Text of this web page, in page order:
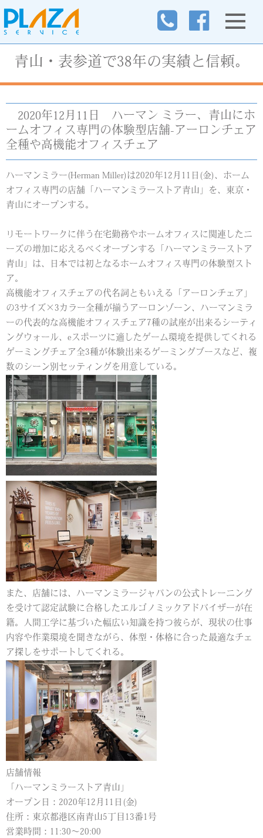
青山・表参道で38年の実績と信頼。
2020年12月11日 ハーマン ミラー、青山にホ
ームオフィス専門の体験型店舗-アーロンチェア
全種や高機能オフィスチェア
ハーマンミラー(Herman Miller)は2020年12月11日(金)、ホーム
オフィス専門の店舗「ハーマンミラーストア青山」を、東京・
青山にオープンする。
リモートワークに伴う在宅勤務やホームオフィスに関連したニ
ーズの増加に応えるべくオープンする「ハーマンミラーストア
青山」は、日本では初となるホームオフィス専門の体験型スト
ア。
高機能オフィスチェアの代名詞ともいえる「アーロンチェア」
の3サイズ×3カラー全種が揃うアーロンゾーン、ハーマンミラ
ーの代表的な高機能オフィスチェア7種の試座が出来るシーティ
ングウォール、eスポーツに適したゲーム環境を提供してくれる
ゲーミングチェア全3種が体験出来るゲーミングブースなど、複
数のシーン別セッティングを用意している。
また、店舗には、ハーマンミラージャパンの公式トレーニング
を受けて認定試験に合格したエルゴノミックアドバイザーが在
籍。人間工学に基づいた幅広い知識を持つ彼らが、現状の仕事
内容や作業環境を聞きながら、体型・体格に合った最適なチェ
ア探しをサポートしてくれる。
店舗情報
「ハーマンミラーストア青山」
オープン日：2020年12月11日(金)
住所：東京都港区南青山5丁目13番1号
営業時間：11:30〜20:00